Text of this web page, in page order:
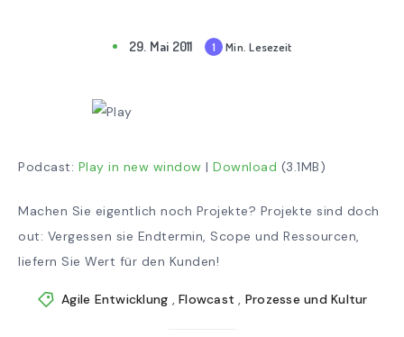
29. Mai 2011
1 Min. Lesezeit
Podcast: Play in new window | Download (3.1MB)
Machen Sie eigentlich noch Projekte? Projekte sind doch
out: Vergessen sie Endtermin, Scope und Ressourcen,
liefern Sie Wert für den Kunden!
Agile Entwicklung , Flowcast , Prozesse und Kultur